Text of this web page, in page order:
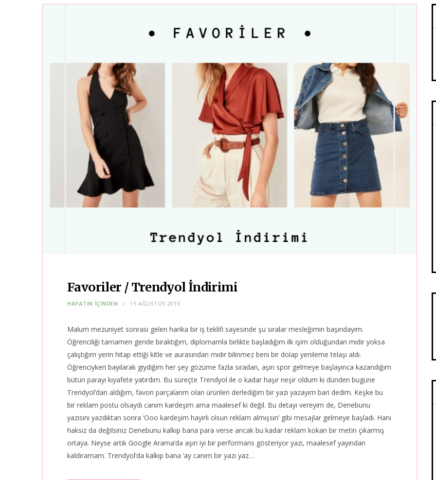
Favoriler / Trendyol İndirimi
HAYATIN İÇİNDEN 15 AĞUSTOS 2019
Malum mezuniyet sonrası gelen harika bir iş teklifi sayesinde şu sıralar mesleğimin başındayım.
Öğrenciliği tamamen geride bıraktığım, diplomamla birlikte başladığım ilk işim olduğundan mıdır yoksa
çalıştığım yerin hitap ettiği kitle ve aurasından mıdır bilinmez beni bir dolap yenileme telaşı aldı.
Öğrenciyken bayılarak giydiğim her şey gözüme fazla sıradan, aşırı spor gelmeye başlayınca kazandığım
bütün parayı kıyafete yatırdım. Bu süreçte Trendyol ile o kadar haşır neşir oldum ki dünden bugüne
Trendyol’dan aldığım, favori parçalarım olan ürünleri derlediğim bir yazı yazayım bari dedim. Keşke bu
bir reklam postu olsaydı canım kardeşim ama maalesef ki değil. Bu detayı vereyim de, Denebunu
yazısını yazdıktan sonra ‘Ooo kardeşim hayırlı olsun reklam almışsın’ gibi mesajlar gelmeye başladı. Hani
haksız da değilsiniz Denebunu kalkıp bana para verse ancak bu kadar reklam kokan bir metin çıkarmış
ortaya. Neyse artık Google Arama’da aşırı iyi bir performans gösteriyor yazı, maalesef yayından
kaldıramam. Trendyol’da kalkıp bana ‘ay canım bir yazı yaz…